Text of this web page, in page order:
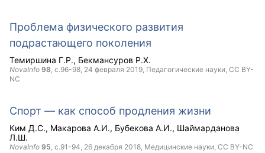
Проблема физического развития
подрастающего поколения
Темиршина Г.Р. Бекмансуров Р.Х.
NovaInfo 98, с.96-98, 24 февраля 2019, Педагогические науки, CC BY-
NC
Спорт — как способ продления жизни
Ким Д.С. Макарова А.И. Бубекова А.И. Шаймарданова
Л.Ш.
NovaInfo 95, с.91-94, 26 декабря 2018, Медицинские науки, CC BY-NC